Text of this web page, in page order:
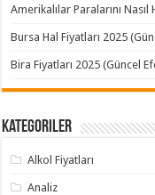
Amerikalılar Paralarını Nasıl
Bursa Hal Fiyatları 2025
Bira Fiyatları 2025 (Güncel
Kategoriler
Alkol Fiyatları
Analiz